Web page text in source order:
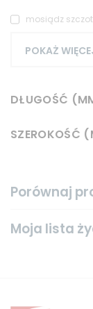
mosiądz
POKAŻ
DŁUGOŚĆ
SZEROKOŚĆ
Porównaj
Moja lista